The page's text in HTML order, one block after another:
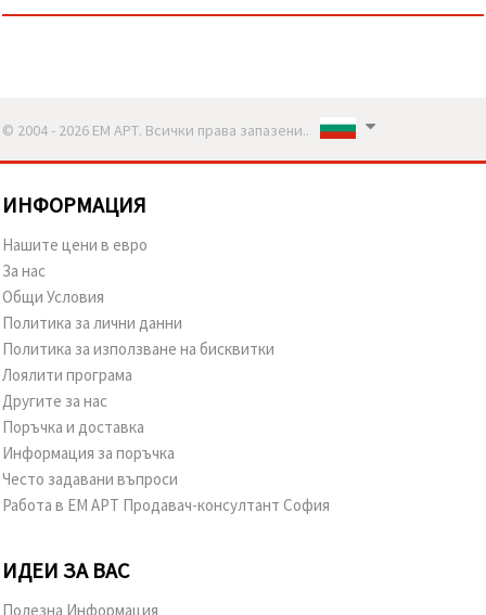
© 2004 - 2026 ЕМ АРТ. Всички права запазени..
ИНФОРМАЦИЯ
Нашите цени в евро
За нас
Общи Условия
Политика за лични данни
Политика за използване на бисквитки
Лоялити програма
Другите за нас
Поръчка и доставка
Информация за поръчка
Често задавани въпроси
Работа в ЕМ АРТ Продавач-консултант София
ИДЕИ ЗА ВАС
Полезна Информация